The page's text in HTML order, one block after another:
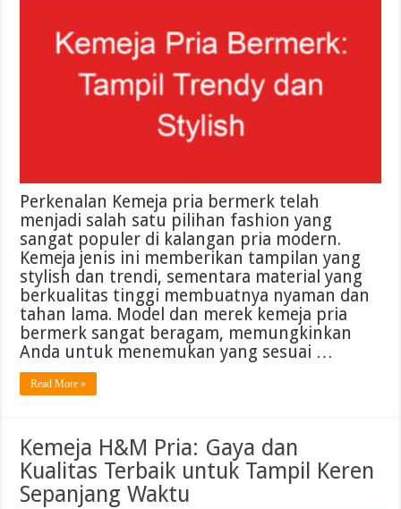
Perkenalan Kemeja pria bermerk telah
menjadi salah satu pilihan fashion yang
sangat populer di kalangan pria modern.
Kemeja jenis ini memberikan tampilan yang
stylish dan trendi, sementara material yang
berkualitas tinggi membuatnya nyaman dan
tahan lama. Model dan merek kemeja pria
bermerk sangat beragam, memungkinkan
Anda untuk menemukan yang sesuai …
Read More »
Kemeja H&M Pria: Gaya dan
Kualitas Terbaik untuk Tampil Keren
Sepanjang Waktu